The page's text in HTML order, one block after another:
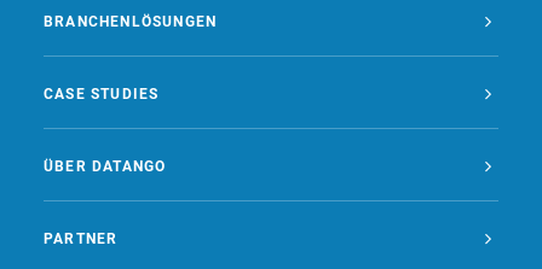
BRANCHENLÖSUNGEN
CASE STUDIES
ÜBER DATANGO
PARTNER